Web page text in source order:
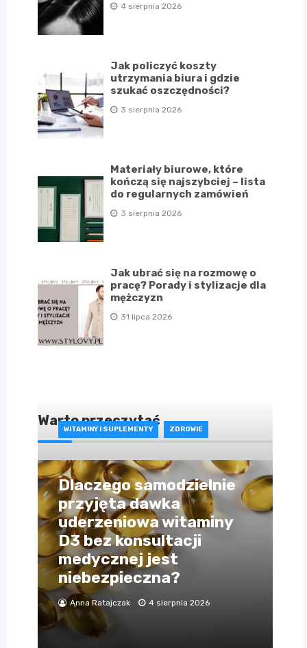
4 sierpnia 2026
Jak policzyć koszty
utrzymania biura i gdzie
szukać oszczędności?
3 sierpnia 2026
Materiały biurowe, które
kończą się najszybciej – lista
do regularnych zamówień
3 sierpnia 2026
Jak ubrać się na rozmowę o
pracę? Porady i stylizacje dla
mężczyzn
31 lipca 2026
Warto przeczytać
WITAMINY I SUPLEMENTY ZDROWIE
Dlaczego samodzielnie
przyjęta dawka
uderzeniowa witaminy
D3 bez konsultacji
medycznej jest
niebezpieczna?
Anna Ratajczak 4 sierpnia 2026